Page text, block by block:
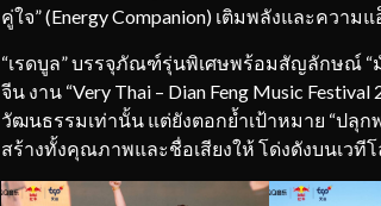
คู่ใจ” (Energy Companion) เติมพลังและคว
“เรดบูล” บรรจุภัณฑ์รุ่นพิเศษพร้อมสัญลักษณ์ “
จีน งาน “Very Thai – Dian Feng Music
วัฒนธรรมเท่านั้น แต่ยังตอกย้ำเป้าหมาย “ปลุ
สร้างทั้งคุณภาพและชื่อเสียงให้ โด่งดังบนเวที